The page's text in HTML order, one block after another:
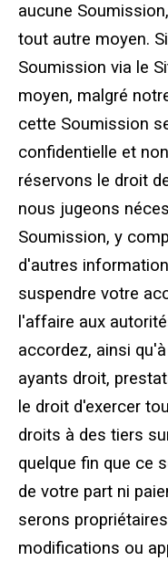
aucune
tout autre moyen.
Soumission via le
moyen, malgré
cette Soumission
confidentielle et
réservons le droit
nous jugeons
Soumission, y
d'autres
suspendre votre
l'affaire aux
accordez, ainsi
ayants droit,
le droit d'exercer
droits à des tiers
quelque fin que ce
de votre part ni
serons
modifications ou